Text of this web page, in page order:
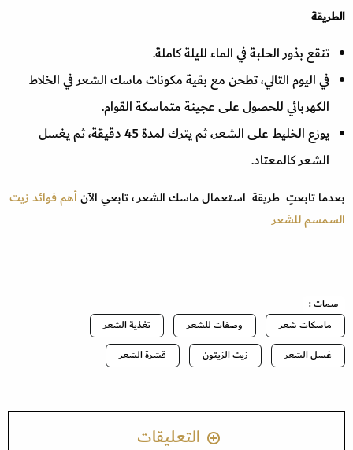
الطريقة
تنقع بذور الحلبة في الماء لليلة كاملة.
في اليوم التالي، تطحن مع بقية مكونات ماسك الشعر في الخلاط
الكهربائي للحصول على عجينة متماسكة القوام.
يوزع الخليط على الشعر، ثم يترك لمدة 45 دقيقة، ثم يغسل
الشعر كالمعتاد.
بعدما تابعتِ طريقة استعمال ماسك الشعر ، تابعي الآنأهم فوائد زيت
السمسم للشعر
سمات :
ماسكات شعر
وصفات للشعر
تغذية الشعر
غسل الشعر
زيت الزيتون قشرة الشعر
التعليقات